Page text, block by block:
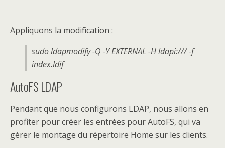
Appliquons la modification :
sudo ldapmodify -Q -Y EXTERNAL -H ldapi:/// -f
index.ldif
AutoFS LDAP
Pendant que nous configurons LDAP, nous allons en
profiter pour créer les entrées pour AutoFS, qui va
gérer le montage du répertoire Home sur les clients.